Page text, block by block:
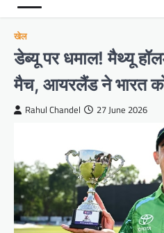
खेल
डेब्यू पर धमाल! मैथ्यू
मैच, आयरलैंड ने भारत
Rahul Chandel 27 June 2026